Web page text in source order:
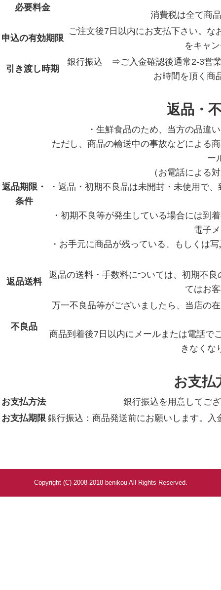
パパイヤ
チェリー
ドリアン
さつまいも
小畑さんのお米
紅光オリジナル茶
前幸さんの煎りたてほうじ茶
海野光弘の木版画
静岡県産天然杉の紅光茶箱
プレミアムトマトジュース
完熟トマトジュース
必要料金
消費税は全て商
申込の有効期限
ご注文後7日以内にお支払下さい。
をキャ
引き渡し時期
銀行振込 ⇒ご入金確認後通常2-3営業
お時間を頂く商
返品・
返品期限・
条件
・生鮮食品のため、当方の品違
ただし、商品の輸送中の事故などによる
ー
（お電話による
・返品・初期不良品は未開封・未使用で
・初期不良等が発生している場合には到
電子
・お手元に商品が残っている、もしくは
返品送料
返品の送料・手数料については、初期不
てはお
不良品
万一不良品等がございましたら、当店の
商品到着後7日以内にメールまたは電話で
きなくな
お支払
お支払方法
銀行振込を用意してご
お支払期限 銀行振込：商品発送前にお願いします。
Copyright (C) 2008-2018 benikou All Rights Reserved.